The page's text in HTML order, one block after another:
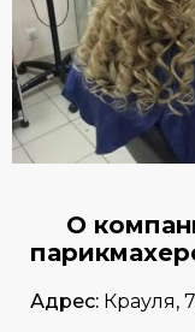
О
Адрес: Крауля,